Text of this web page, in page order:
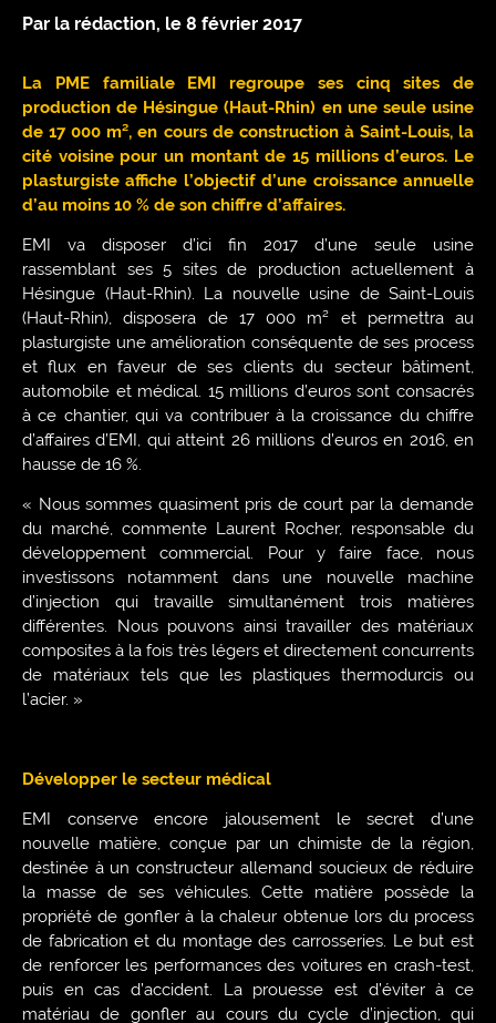
Par la rédaction, le 8 février 2017
La PME familiale EMI regroupe ses cinq sites de
production de Hésingue (Haut-Rhin) en une seule usine
de 17 000 m², en cours de construction à Saint-Louis, la
cité voisine pour un montant de 15 millions d’euros. Le
plasturgiste affiche l’objectif d’une croissance annuelle
d’au moins 10 % de son chiffre d’affaires.
EMI va disposer d’ici fin 2017 d’une seule usine
rassemblant ses 5 sites de production actuellement à
Hésingue (Haut-Rhin). La nouvelle usine de Saint-Louis
(Haut-Rhin), disposera de 17 000 m² et permettra au
plasturgiste une amélioration conséquente de ses process
et flux en faveur de ses clients du secteur bâtiment,
automobile et médical. 15 millions d’euros sont consacrés
à ce chantier, qui va contribuer à la croissance du chiffre
d’affaires d’EMI, qui atteint 26 millions d’euros en 2016, en
hausse de 16 %.
« Nous sommes quasiment pris de court par la demande
du marché, commente Laurent Rocher, responsable du
développement commercial. Pour y faire face, nous
investissons notamment dans une nouvelle machine
d’injection qui travaille simultanément trois matières
différentes. Nous pouvons ainsi travailler des matériaux
composites à la fois très légers et directement concurrents
de matériaux tels que les plastiques thermodurcis ou
l’acier. »
Développer le secteur médical
EMI conserve encore jalousement le secret d’une
nouvelle matière, conçue par un chimiste de la région,
destinée à un constructeur allemand soucieux de réduire
la masse de ses véhicules. Cette matière possède la
propriété de gonfler à la chaleur obtenue lors du process
de fabrication et du montage des carrosseries. Le but est
de renforcer les performances des voitures en crash-test,
puis en cas d’accident. La prouesse est d’éviter à ce
matériau de gonfler au cours du cycle d’injection, qui